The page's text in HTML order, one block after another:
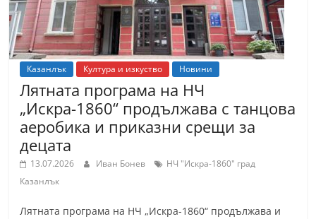
Казанлък Култура и изкуство Новини
Лятната програма на НЧ
„Искра-1860“ продължава с танцова
аеробика и приказни срещи за
децата
13.07.2026 Иван Бонев
НЧ "Искра-1860" град
Казанлък
Лятната програма на НЧ „Искра-1860“ продължава и